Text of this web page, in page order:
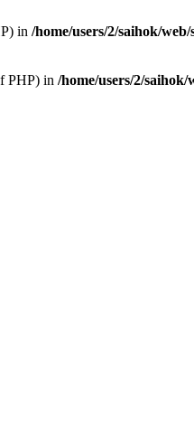
in /home/users/2/saihok/
PHP) in /home/users/2/